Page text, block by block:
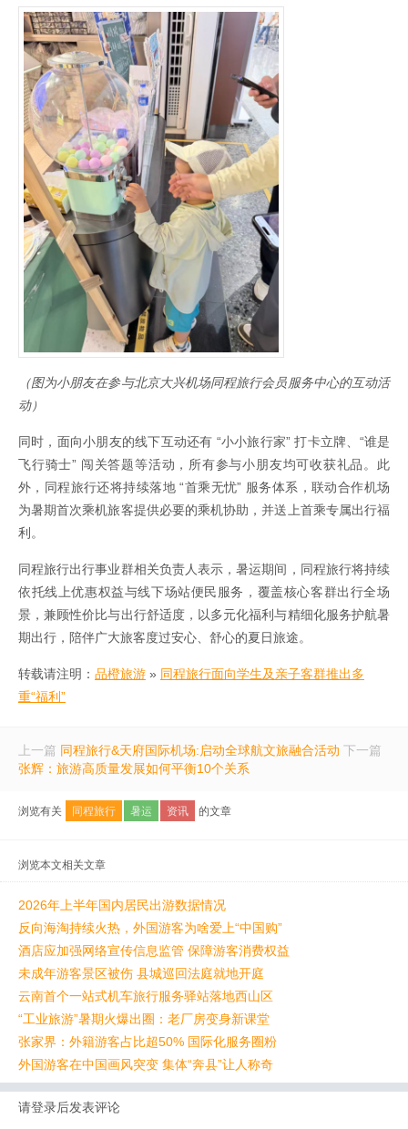
（图为小朋友在参与北京大兴机场同程旅行会员服务中心的互动活
动）
同时，面向小朋友的线下互动还有 “小小旅行家” 打卡立牌、“谁是
飞行骑士” 闯关答题等活动，所有参与小朋友均可收获礼品。此
外，同程旅行还将持续落地 “首乘无忧” 服务体系，联动合作机场
为暑期首次乘机旅客提供必要的乘机协助，并送上首乘专属出行福
利。
同程旅行出行事业群相关负责人表示，暑运期间，同程旅行将持续
依托线上优惠权益与线下场站便民服务，覆盖核心客群出行全场
景，兼顾性价比与出行舒适度，以多元化福利与精细化服务护航暑
期出行，陪伴广大旅客度过安心、舒心的夏日旅途。
转载请注明： 品橙旅游 » 同程旅行面向学生及亲子客群推出多
重“福利”
上一篇 同程旅行&天府国际机场:启动全球航文旅融合活动 下一篇
张辉：旅游高质量发展如何平衡10个关系
浏览有关 同程旅行 暑运 资讯 的文章
浏览本文相关文章
2026年上半年国内居民出游数据情况
反向海淘持续火热，外国游客为啥爱上“中国购”
酒店应加强网络宣传信息监管 保障游客消费权益
未成年游客景区被伤 县城巡回法庭就地开庭
云南首个一站式机车旅行服务驿站落地西山区
“工业旅游”暑期火爆出圈：老厂房变身新课堂
张家界：外籍游客占比超50% 国际化服务圈粉
外国游客在中国画风突变 集体“奔县”让人称奇
请登录后发表评论